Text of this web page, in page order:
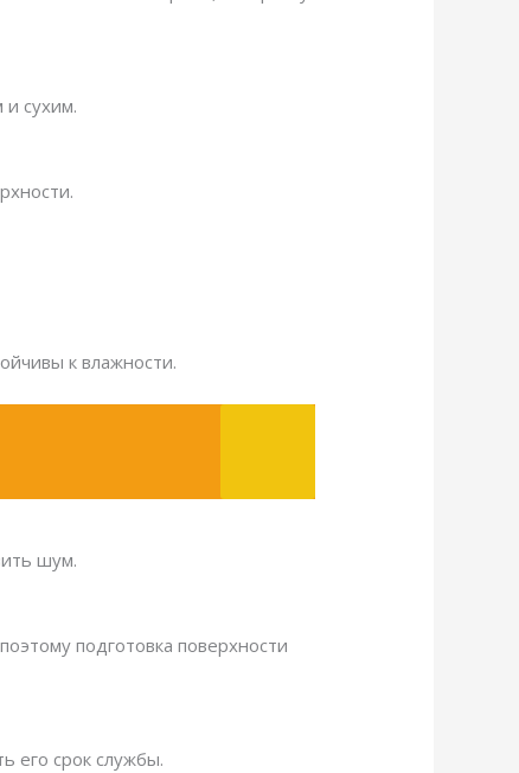
сухим.
к влажности.
шум.
подготовка поверхности
его срок службы.